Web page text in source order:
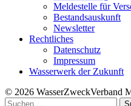
Meldestelle für
Bestandsauskunft
Newsletter
Rechtliches
Datenschutz
Impressum
Wasserwerk der Zukunft
© 2026 WasserZweckVerband­